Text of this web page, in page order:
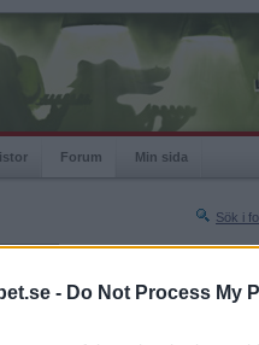
- Do Not Process My
Forum Min sida
Sök i
Nästa